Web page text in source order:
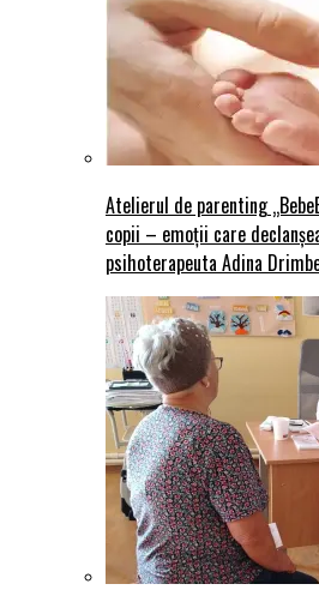
Atelierul de parenting
copii – emoții care
psihoterapeuta Adina